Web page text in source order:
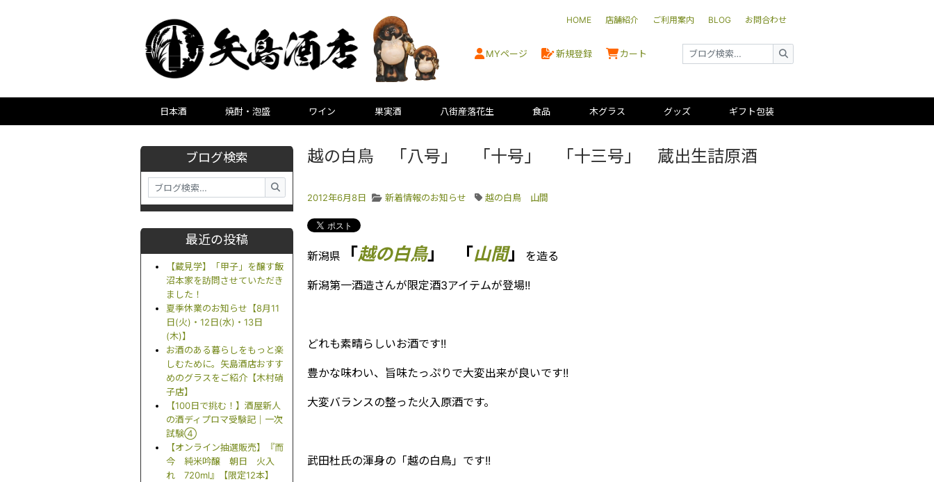
HOME 店舗紹介 ご利用案内 BLOG お問合わせ
MYページ 新規登録 カート
日本酒 焼酎・泡盛 ワイン 果実酒 八街産落花生 食品 木グラス グッズ ギフト包装
ブログ検索
最近の投稿
【蔵見学】「甲子」を醸す飯
沼本家を訪問させていただき
ました！
夏季休業のお知らせ【8月11
日(火)・12日(水)・13日
(木)】
お酒のある暮らしをもっと楽
しむために。矢島酒店おすす
めのグラスをご紹介【木村硝
子店】
【100日で挑む！】酒屋新人
の酒ディプロマ受験記｜一次
試験④
【オンライン抽選販売】『而
今 純米吟醸 朝日 火入
れ 720ml』【限定12本】
越の白鳥 「八号」 「十号」 「十三号」 蔵出生詰原酒
2012年6月8日 新着情報のお知らせ 越の白鳥 山間
新潟県 「越の白鳥」 「山間」 を造る
新潟第一酒造さんが限定酒3アイテムが登場!!
どれも素晴らしいお酒です!!
豊かな味わい、旨味たっぷりで大変出来が良いです!!
大変バランスの整った火入原酒です。
武田杜氏の渾身の「越の白鳥」です!!